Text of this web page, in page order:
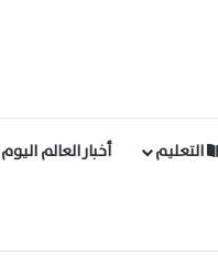
التعليم أخبار العالم اليوم